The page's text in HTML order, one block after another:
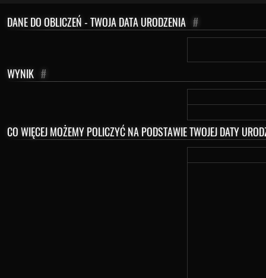
DANE DO OBLICZEŃ - TWOJA DATA URODZENIA #
WYNIK #
CO WIĘCEJ MOŻEMY POLICZYĆ NA PODSTAWIE TWOJEJ DATY